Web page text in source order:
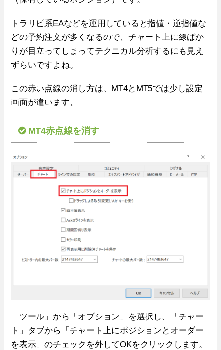
トラリピ系EAなどを運用していると指値・逆指値な
どの予約注文が多くなるので、チャート上に線ばか
りが目立ってしまってテクニカル分析するにも見え
ずらいですよね。
この赤い点線の消し方は、MT4とMT5では少し設定
画面が違います。
MT4赤点線を消す
「ツール」から「オプション」を選択し、「チャー
ト」タブから「チャート上にポジションとオーダー
を表示」のチェックを外してOKをクリックします。